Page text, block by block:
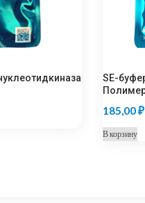
SE-
185,00₽
В корзину